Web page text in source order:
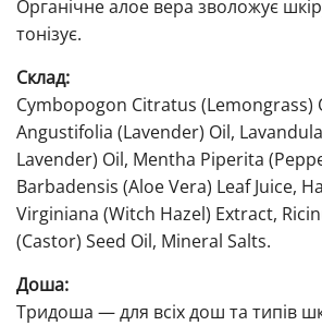
Органічне алое вера зволожує
тонізує.
Склад:
Cymbopogon Citratus (Lemongrass)
Angustifolia (Lavender) Oil,
Lavender) Oil, Mentha Piperita
Barbadensis (Aloe Vera) Leaf Juice,
Virginiana (Witch Hazel) Extract,
(Castor) Seed Oil, Mineral Salts.
Доша:
Тридоша — для всіх дош та типів